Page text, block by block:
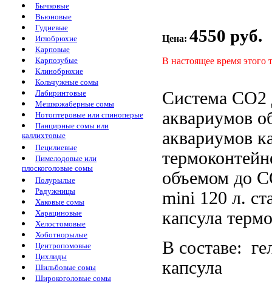
Бычковые
Вьюновые
Гудиевые
Иглобрюхие
Карповые
Карпозубые
Клинобрюхие
Кольчужные сомы
Лабиринтовые
Мешкожаберные сомы
Нотоптеровые или спиноперые
Панцирные сомы или
каллихтовые
Пецилиевые
Пимелодовые или
плоскоголовые сомы
Полурылые
Радужницы
Хаковые сомы
Харациновые
Хелостомовые
Хоботнорылые
Центропомовые
Цихлиды
Шильбовые сомы
Широкоголовые сомы
Цена: 4550 руб.
В настоящее время этого
Система СО2
аквариумов
аквариумов
объемом до
mini 120 л.
капсула
В составе:
капсула